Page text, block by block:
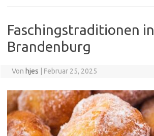
Faschingstraditionen in
Brandenburg
Von hjes Februar 25, 2025